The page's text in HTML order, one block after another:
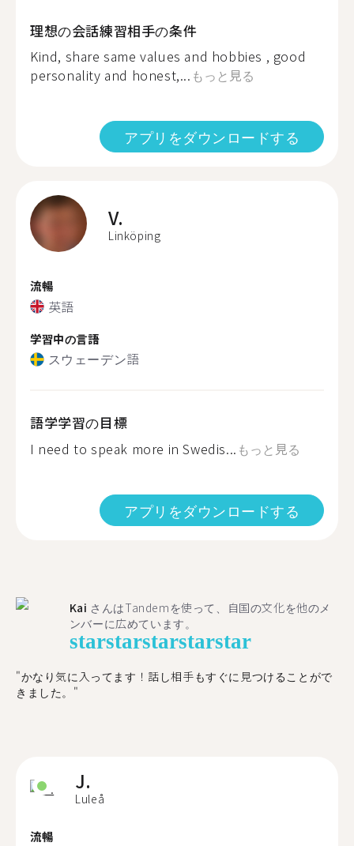
理想の会話練習相手の条件
Kind, share same values and hobbies , good
personality and honest,... もっと見る
アプリをダウンロードする
V.
Linköping
流暢
英語
学習中の言語
スウェーデン語
語学学習の目標
I need to speak more in Swedis... もっと見る
アプリをダウンロードする
Kai さんはTandemを使って、自国の文化を他のメ
ンバーに広めています。
starstarstarstarstar
"かなり気に入ってます！話し相手もすぐに見つけることがで
きました。"
J.
Luleå
流暢